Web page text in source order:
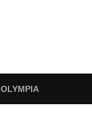
OLYMPIA